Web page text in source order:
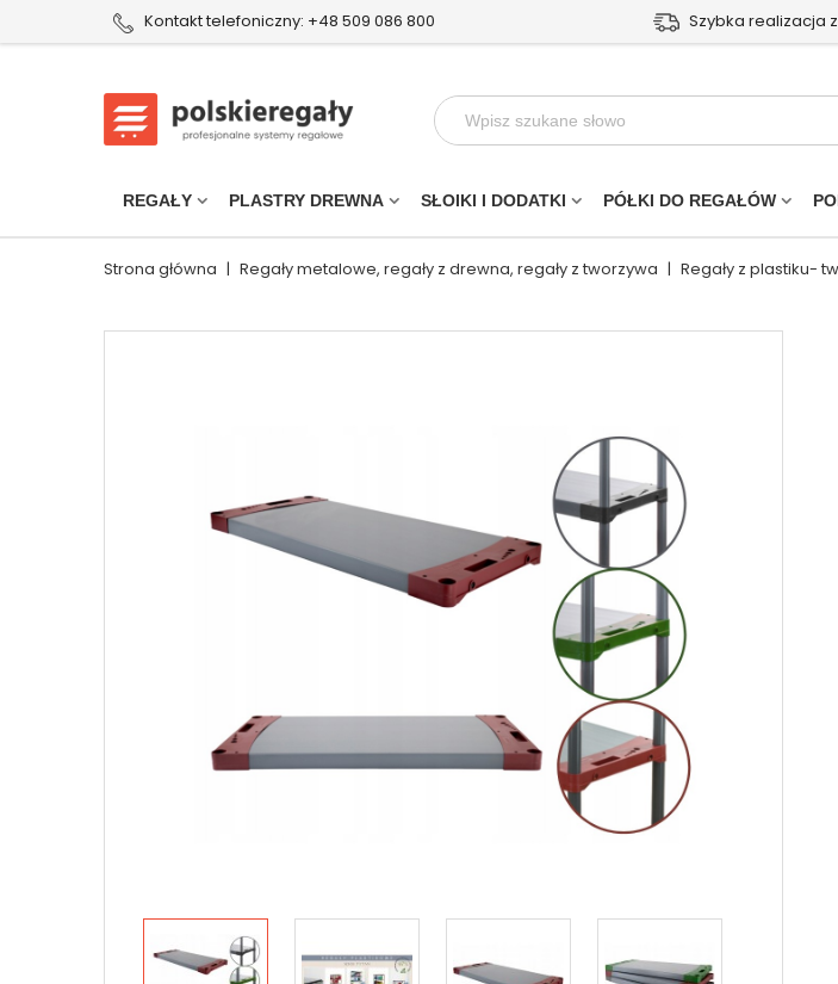
Kontakt telefoniczny: +48 509 086 800 Szybka realizacja
REGAŁY PLASTRY DREWNA SŁOIKI I DODATKI PÓŁKI DO REGAŁÓW
Strona główna | Regały metalowe, regały z drewna, regały z tworzywa | Regały z plastiku-